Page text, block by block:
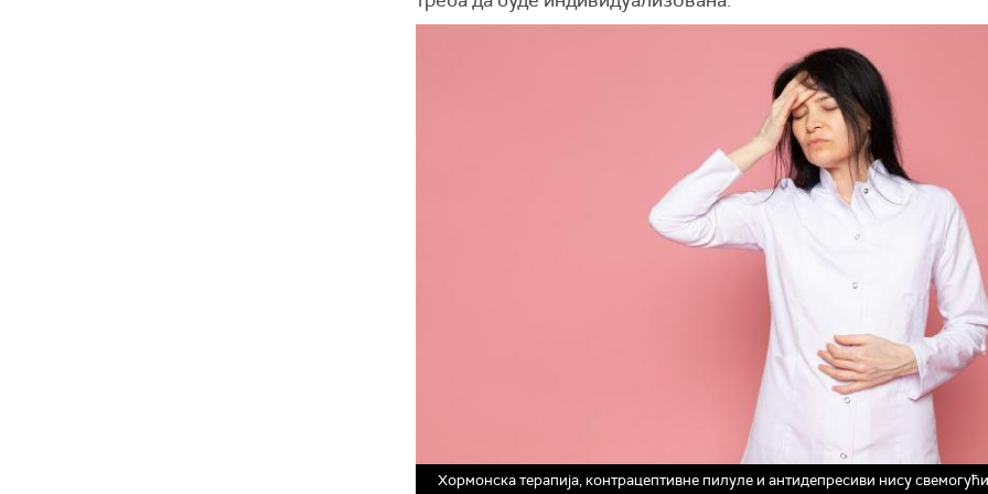
Хормонска терапија, контрацептивне пилуле и антидепресиви нису свемогући